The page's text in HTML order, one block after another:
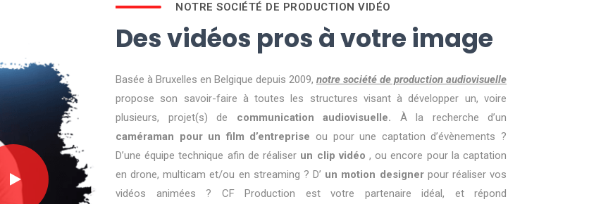
NOTRE SOCIÉTÉ DE PRODUCTION VIDÉO
Des vidéos pros à votre image
Basée à Bruxelles en Belgique depuis 2009, notre société de production audiovisuelle
propose son savoir-faire à toutes les structures visant à développer un, voire
plusieurs, projet(s) de communication audiovisuelle. À la recherche d’un
caméraman pour un film d’entreprise ou pour une captation d’évènements ?
D’une équipe technique afin de réaliser un clip vidéo , ou encore pour la captation
en drone, multicam et/ou en streaming ? D’ un motion designerpour réaliser vos
vidéos animées ? CF Production est votre partenaire idéal, et répond